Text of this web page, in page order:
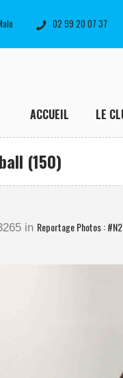
02 99 20 07 37
ACCUEIL LE
(150)
in Reportage Photos :